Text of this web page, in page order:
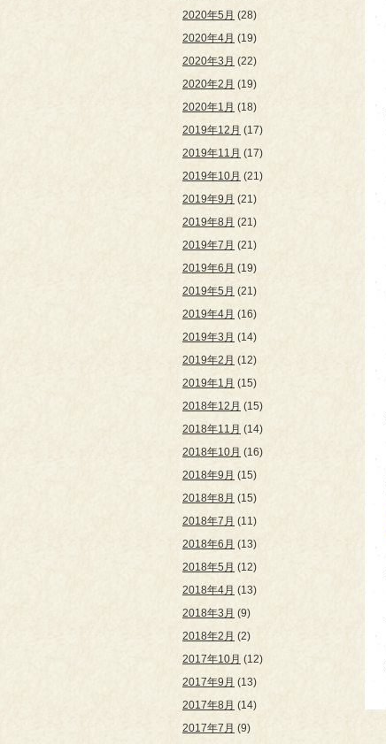
2020年5月 (28)
2020年4月 (19)
2020年3月 (22)
2020年2月 (19)
2020年1月 (18)
2019年12月 (17)
2019年11月 (17)
2019年10月 (21)
2019年9月 (21)
2019年8月 (21)
2019年7月 (21)
2019年6月 (19)
2019年5月 (21)
2019年4月 (16)
2019年3月 (14)
2019年2月 (12)
2019年1月 (15)
2018年12月 (15)
2018年11月 (14)
2018年10月 (16)
2018年9月 (15)
2018年8月 (15)
2018年7月 (11)
2018年6月 (13)
2018年5月 (12)
2018年4月 (13)
2018年3月 (9)
2018年2月 (2)
2017年10月 (12)
2017年9月 (13)
2017年8月 (14)
2017年7月 (9)